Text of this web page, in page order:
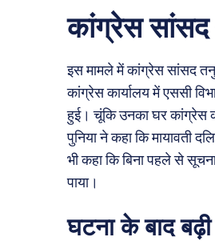
कांग्रेस सांसद
इस मामले में कांग्रेस सांसद
कांग्रेस कार्यालय में एससी
हुई। चूंकि उनका घर कांग्रेस
पुनिया ने कहा कि मायावती
भी कहा कि बिना पहले से
पाया।
घटना के बाद बढ़ी